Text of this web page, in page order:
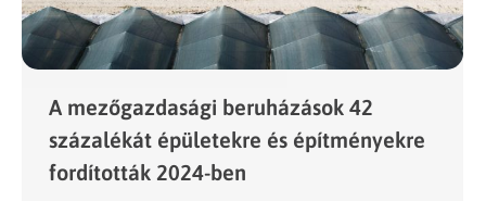
A mezőgazdasági beruházások 42
százalékát épületekre és építményekre
fordították 2024-ben